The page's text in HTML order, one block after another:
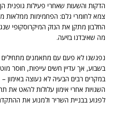
הדקות והשעות שאחרי פעילות גופנית
צמא לחומרי גלם: הפחמימות ממלאות
החלבון מתקן את הנזק המיקרוסקופי
מה שאיבדנו בזיעה.
בשבוע, אך עדיין חשים עייפות, חוסר
במקרים רבים הבעיה לא נעוצה באימון
השגויות אחרי אימון עלולות להאט את
לפגוע בבניית השריר ולמנוע את